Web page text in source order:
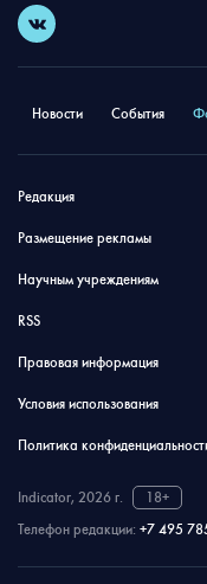
Новости События
Редакция
Размещение рекламы
Научным учреждениям
RSS
Правовая информация
Условия использования
Политика
Indicator, 2026 г.
18+
Телефон редакции: +7 495